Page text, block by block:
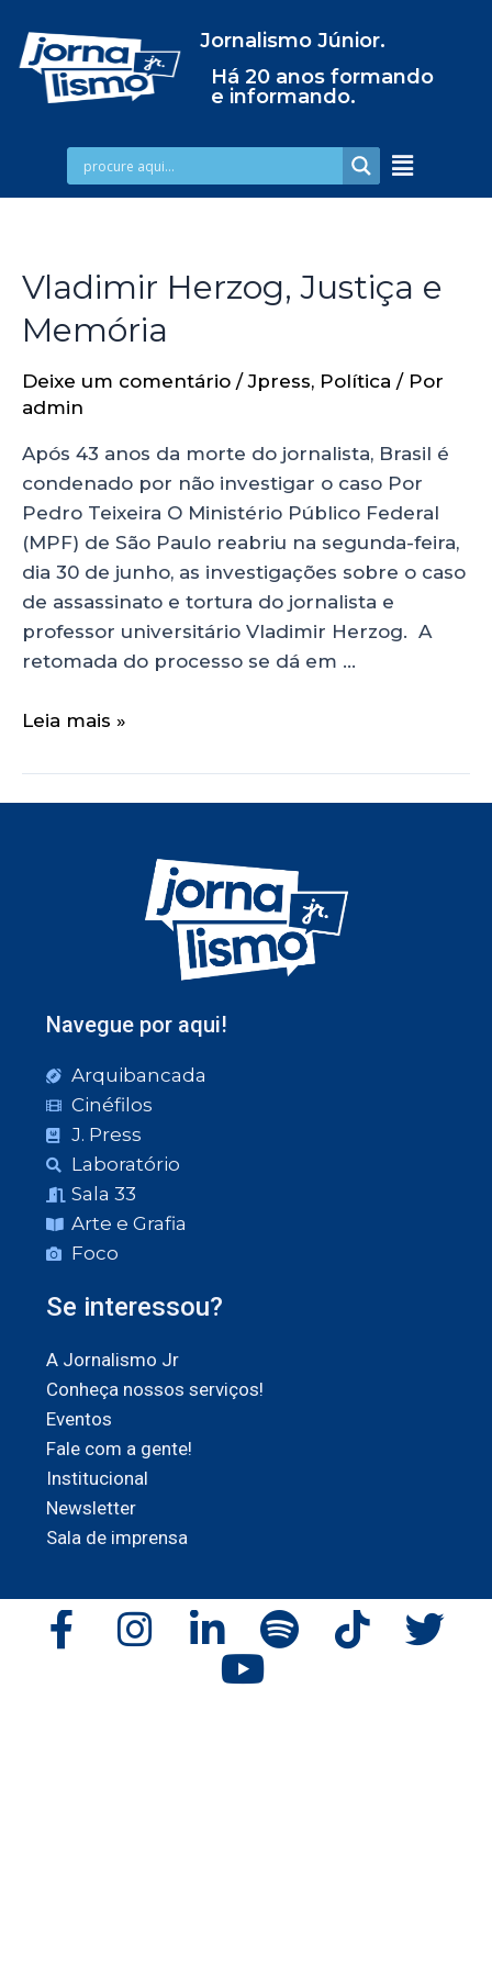
Jornalismo Júnior.
Há 20 anos formando
e informando.
Vladimir Herzog, Justiça e
Memória
Deixe um comentário /Jpress, Política / Por
admin
Após 43 anos da morte do jornalista, Brasil é
condenado por não investigar o caso Por
Pedro Teixeira O Ministério Público Federal
(MPF) de São Paulo reabriu na segunda-feira,
dia 30 de junho, as investigações sobre o caso
de assassinato e tortura do jornalista e
professor universitário Vladimir Herzog. A
retomada do processo se dá em …
Leia mais »
Navegue por aqui!
Arquibancada
Cinéfilos
J. Press
Laboratório
Sala 33
Arte e Grafia
Foco
Se interessou?
A Jornalismo Jr
Conheça nossos serviços!
Eventos
Fale com a gente!
Institucional
Newsletter
Sala de imprensa